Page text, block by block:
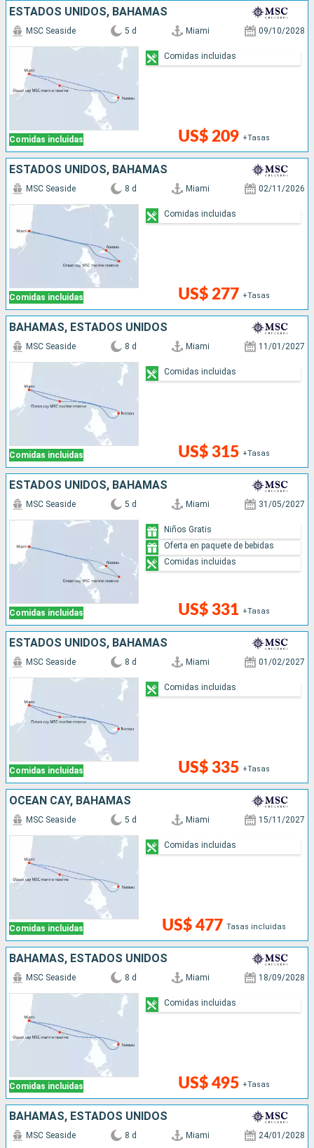
ESTADOS UNIDOS, BAHAMAS
Comidas incluidas
MSC Seaside 5 d Miami 09/10/2028
US$ 209 +Tasas
Comidas incluidas
ESTADOS UNIDOS, BAHAMAS
Comidas incluidas
MSC Seaside 8 d Miami 02/11/2026
US$ 277 +Tasas
Comidas incluidas
BAHAMAS, ESTADOS UNIDOS
Comidas incluidas
MSC Seaside 8 d Miami 11/01/2027
US$ 315 +Tasas
Comidas incluidas
ESTADOS UNIDOS, BAHAMAS
Comidas incluidas
MSC Seaside 5 d Miami 31/05/2027
US$ 331 +Tasas
Niños Gratis
Oferta en paquete de bebidas
Comidas incluidas
ESTADOS UNIDOS, BAHAMAS
Comidas incluidas
MSC Seaside 8 d Miami 01/02/2027
US$ 335 +Tasas
Comidas incluidas
OCEAN CAY, BAHAMAS
Comidas incluidas
MSC Seaside 5 d Miami 15/11/2027
US$ 477 Tasas incluidas
Comidas incluidas
BAHAMAS, ESTADOS UNIDOS
Comidas incluidas
MSC Seaside 8 d Miami 18/09/2028
US$ 495 +Tasas
Comidas incluidas
BAHAMAS, ESTADOS UNIDOS
MSC Seaside 8 d Miami 24/01/2028